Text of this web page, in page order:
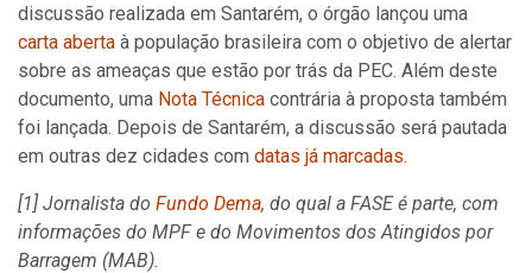
discussão realizada em Santarém, o órgão lançou uma
carta aberta à população brasileira com o objetivo de alertar
sobre as ameaças que estão por trás da PEC. Além deste
documento, uma Nota Técnica contrária à proposta também
foi lançada. Depois de Santarém, a discussão será pautada
em outras dez cidades com datas já marcadas.
[1] Jornalista do Fundo Dema, do qual a FASE é parte, com
informações do MPF e do Movimentos dos Atingidos por
Barragem (MAB).